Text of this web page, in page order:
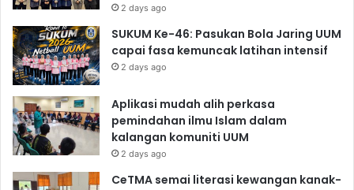
2 days ago
SUKUM Ke-46: Pasukan Bola Jaring UUM
capai fasa kemuncak latihan intensif
2 days ago
Aplikasi mudah alih perkasa
pemindahan ilmu Islam dalam
kalangan komuniti UUM
2 days ago
CeTMA semai literasi kewangan kanak-